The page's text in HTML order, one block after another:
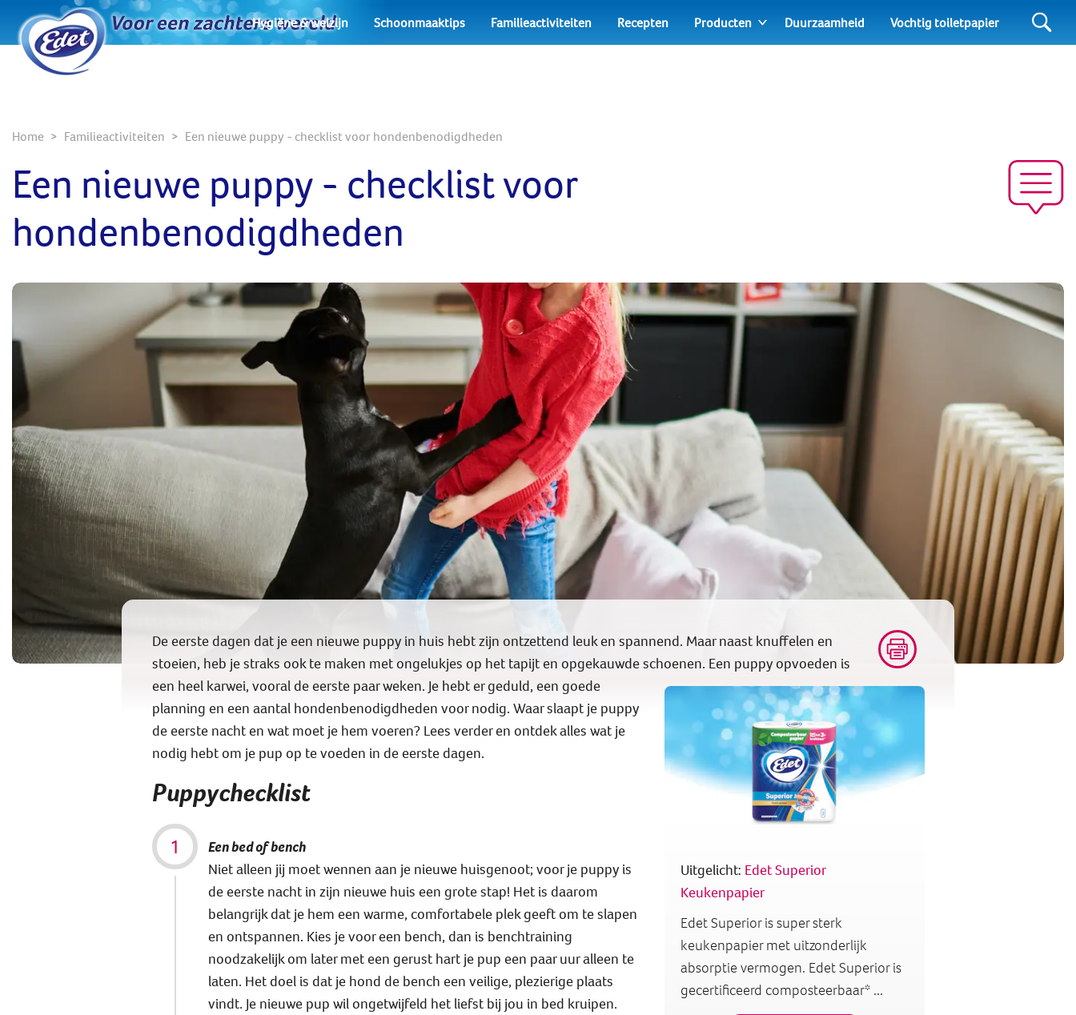
Hygiëne & welzijn Schoonmaaktips Familieactiviteiten Recepten Producten Duurzaamheid Vochtig toiletpapier
Home Familieactiviteiten Een nieuwe puppy - checklist voor hondenbenodigdheden
Een nieuwe puppy - checklist voor
hondenbenodigdheden
Uitgelicht: Edet Superior
Keukenpapier
Edet Superior is super sterk
keukenpapier met uitzonderlijk
absorptie vermogen. Edet Superior is
gecertificeerd composteerbaar* ...
De eerste dagen dat je een nieuwe puppy in huis hebt zijn ontzettend leuk en spannend. Maar naast knuffelen en
stoeien, heb je straks ook te maken met ongelukjes op het tapijt en opgekauwde schoenen. Een puppy opvoeden is
een heel karwei, vooral de eerste paar weken. Je hebt er geduld, een goede
planning en een aantal hondenbenodigdheden voor nodig. Waar slaapt je puppy
de eerste nacht en wat moet je hem voeren? Lees verder en ontdek alles wat je
nodig hebt om je pup op te voeden in de eerste dagen.
Puppychecklist
Een bed of bench
Niet alleen jij moet wennen aan je nieuwe huisgenoot; voor je puppy is
de eerste nacht in zijn nieuwe huis een grote stap! Het is daarom
belangrijk dat je hem een warme, comfortabele plek geeft om te slapen
en ontspannen. Kies je voor een bench, dan is benchtraining
noodzakelijk om later met een gerust hart je pup een paar uur alleen te
laten. Het doel is dat je hond de bench een veilige, plezierige plaats
vindt. Je nieuwe pup wil ongetwijfeld het liefst bij jou in bed kruipen.